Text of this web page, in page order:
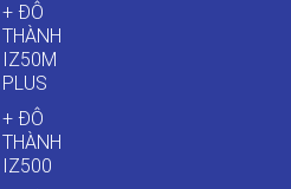
+ ĐÔ
THÀNH
IZ50M
PLUS
+ ĐÔ
THÀNH
IZ500